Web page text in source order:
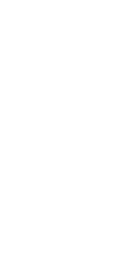
ォームを見る
ペレーション